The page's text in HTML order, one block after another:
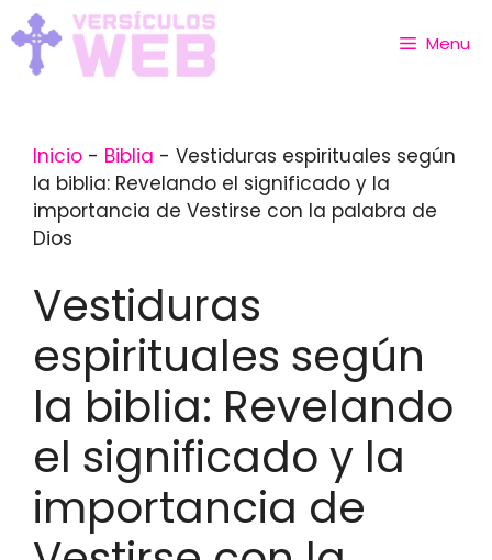
Skip
to
content
Menu
Inicio - Biblia - Vestiduras espirituales según
la biblia: Revelando el significado y la
importancia de Vestirse con la palabra de
Dios
Vestiduras
espirituales según
la biblia: Revelando
el significado y la
importancia de